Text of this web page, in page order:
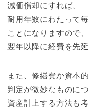
減価償却にすれば、
耐用年数にわたって
ことになりますので、
翌年以降に経費を先
また、修繕費か資本
判定が微妙なものにつ
資産計上する方法も